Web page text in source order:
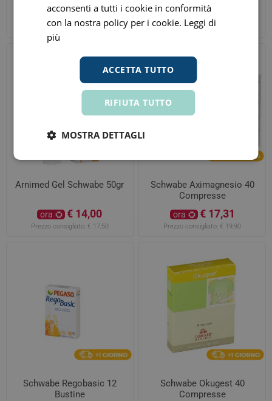
€ 22,05
Prezzo consigliato: € 24,50
€ 13,20
Prezzo consigliato:
Arnimed Gel Schwabe 50gr
ora € 14,00
Prezzo consigliato: € 17,50
Schwabe Aximagnesio 40
Compresse
ora € 17,31
Prezzo consigliato: € 19,90
Schwabe Regobasic 12
Bustine
Schwabe Okugest 40
Compresse
acconsenti a tutti i cookie in conformità
con la nostra policy per i cookie. Leggi di
più
ACCETTA TUTTO
RIFIUTA TUTTO
MOSTRA DETTAGLI